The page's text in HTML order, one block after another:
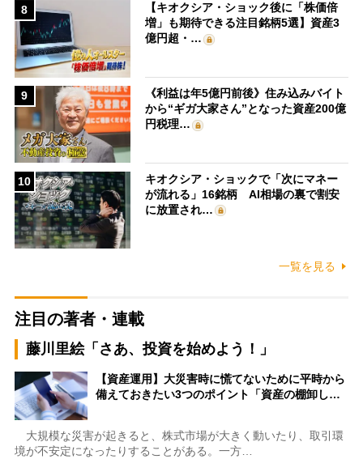
8
【キオクシア・ショック後に「株価倍
増」も期待できる注目銘柄5選】資産3
億円超・…
9
《利益は年5億円前後》住み込みバイト
から“ギガ大家さん”となった資産200億
円税理…
10
キオクシア・ショックで「次にマネー
が流れる」16銘柄 AI相場の裏で割安
に放置され…
一覧を見る
注目の著者・連載
藤川里絵「さあ、投資を始めよう！」
【資産運用】大災害時に慌てないために平時から
備えておきたい3つのポイント「資産の棚卸し…
大規模な災害が起きると、株式市場が大きく動いたり、取引環
境が不安定になったりすることがある。一方…